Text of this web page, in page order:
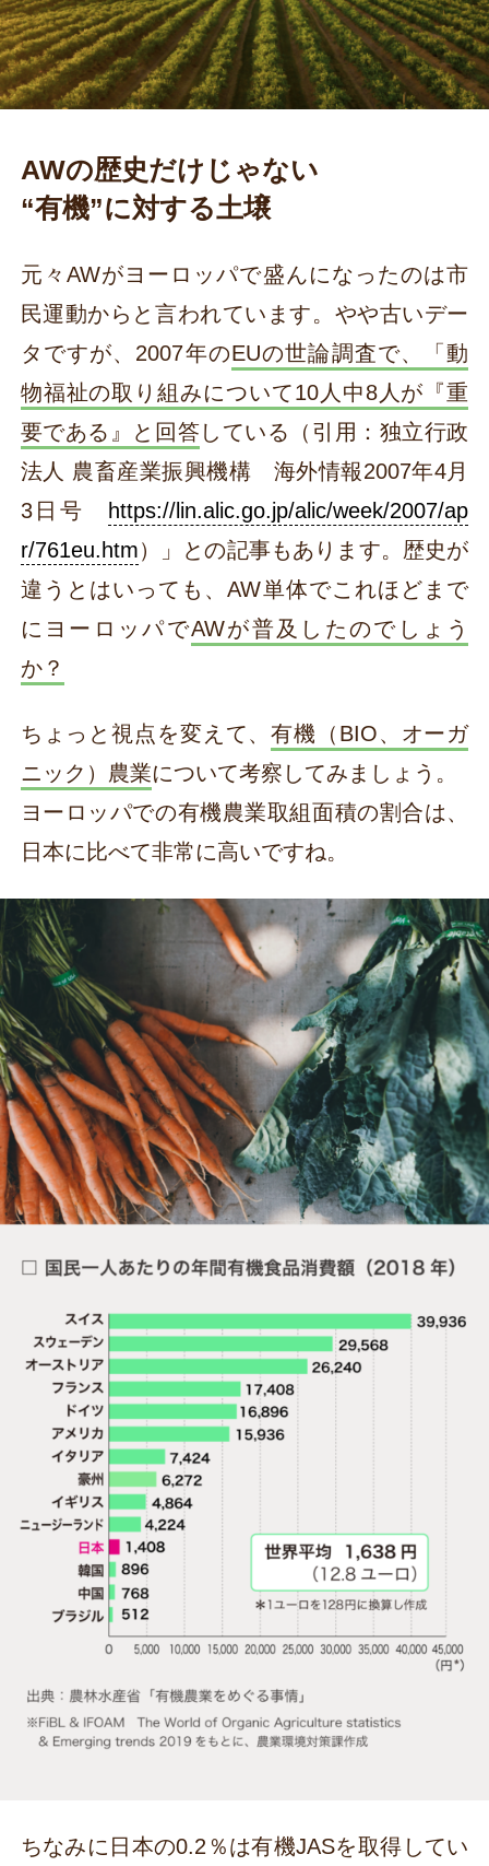
AWの歴史だけじゃない
“有機”に対する土壌
元々AWがヨーロッパで盛んになったのは市
民運動からと言われています。やや古いデー
タですが、2007年のEUの世論調査で、「動
物福祉の取り組みについて10人中8人が『重
要である』と回答している（引用：独立行政
法人 農畜産業振興機構 海外情報2007年4月
3日号
https://lin.alic.go.jp/alic/week/2007/ap
r/761eu.htm）」との記事もあります。歴史が
違うとはいっても、AW単体でこれほどまで
にヨーロッパでAWが普及したのでしょう
か？
ちょっと視点を変えて、有機（BIO、オーガ
ニック）農業について考察してみましょう。
ヨーロッパでの有機農業取組面積の割合は、
日本に比べて非常に高いですね。
ちなみに日本の0.2％は有機JASを取得してい